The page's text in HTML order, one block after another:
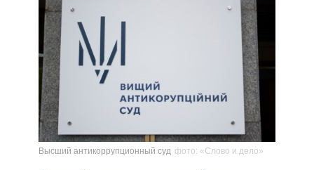
Высший антикоррупционный суд фото: «Слово и дело»